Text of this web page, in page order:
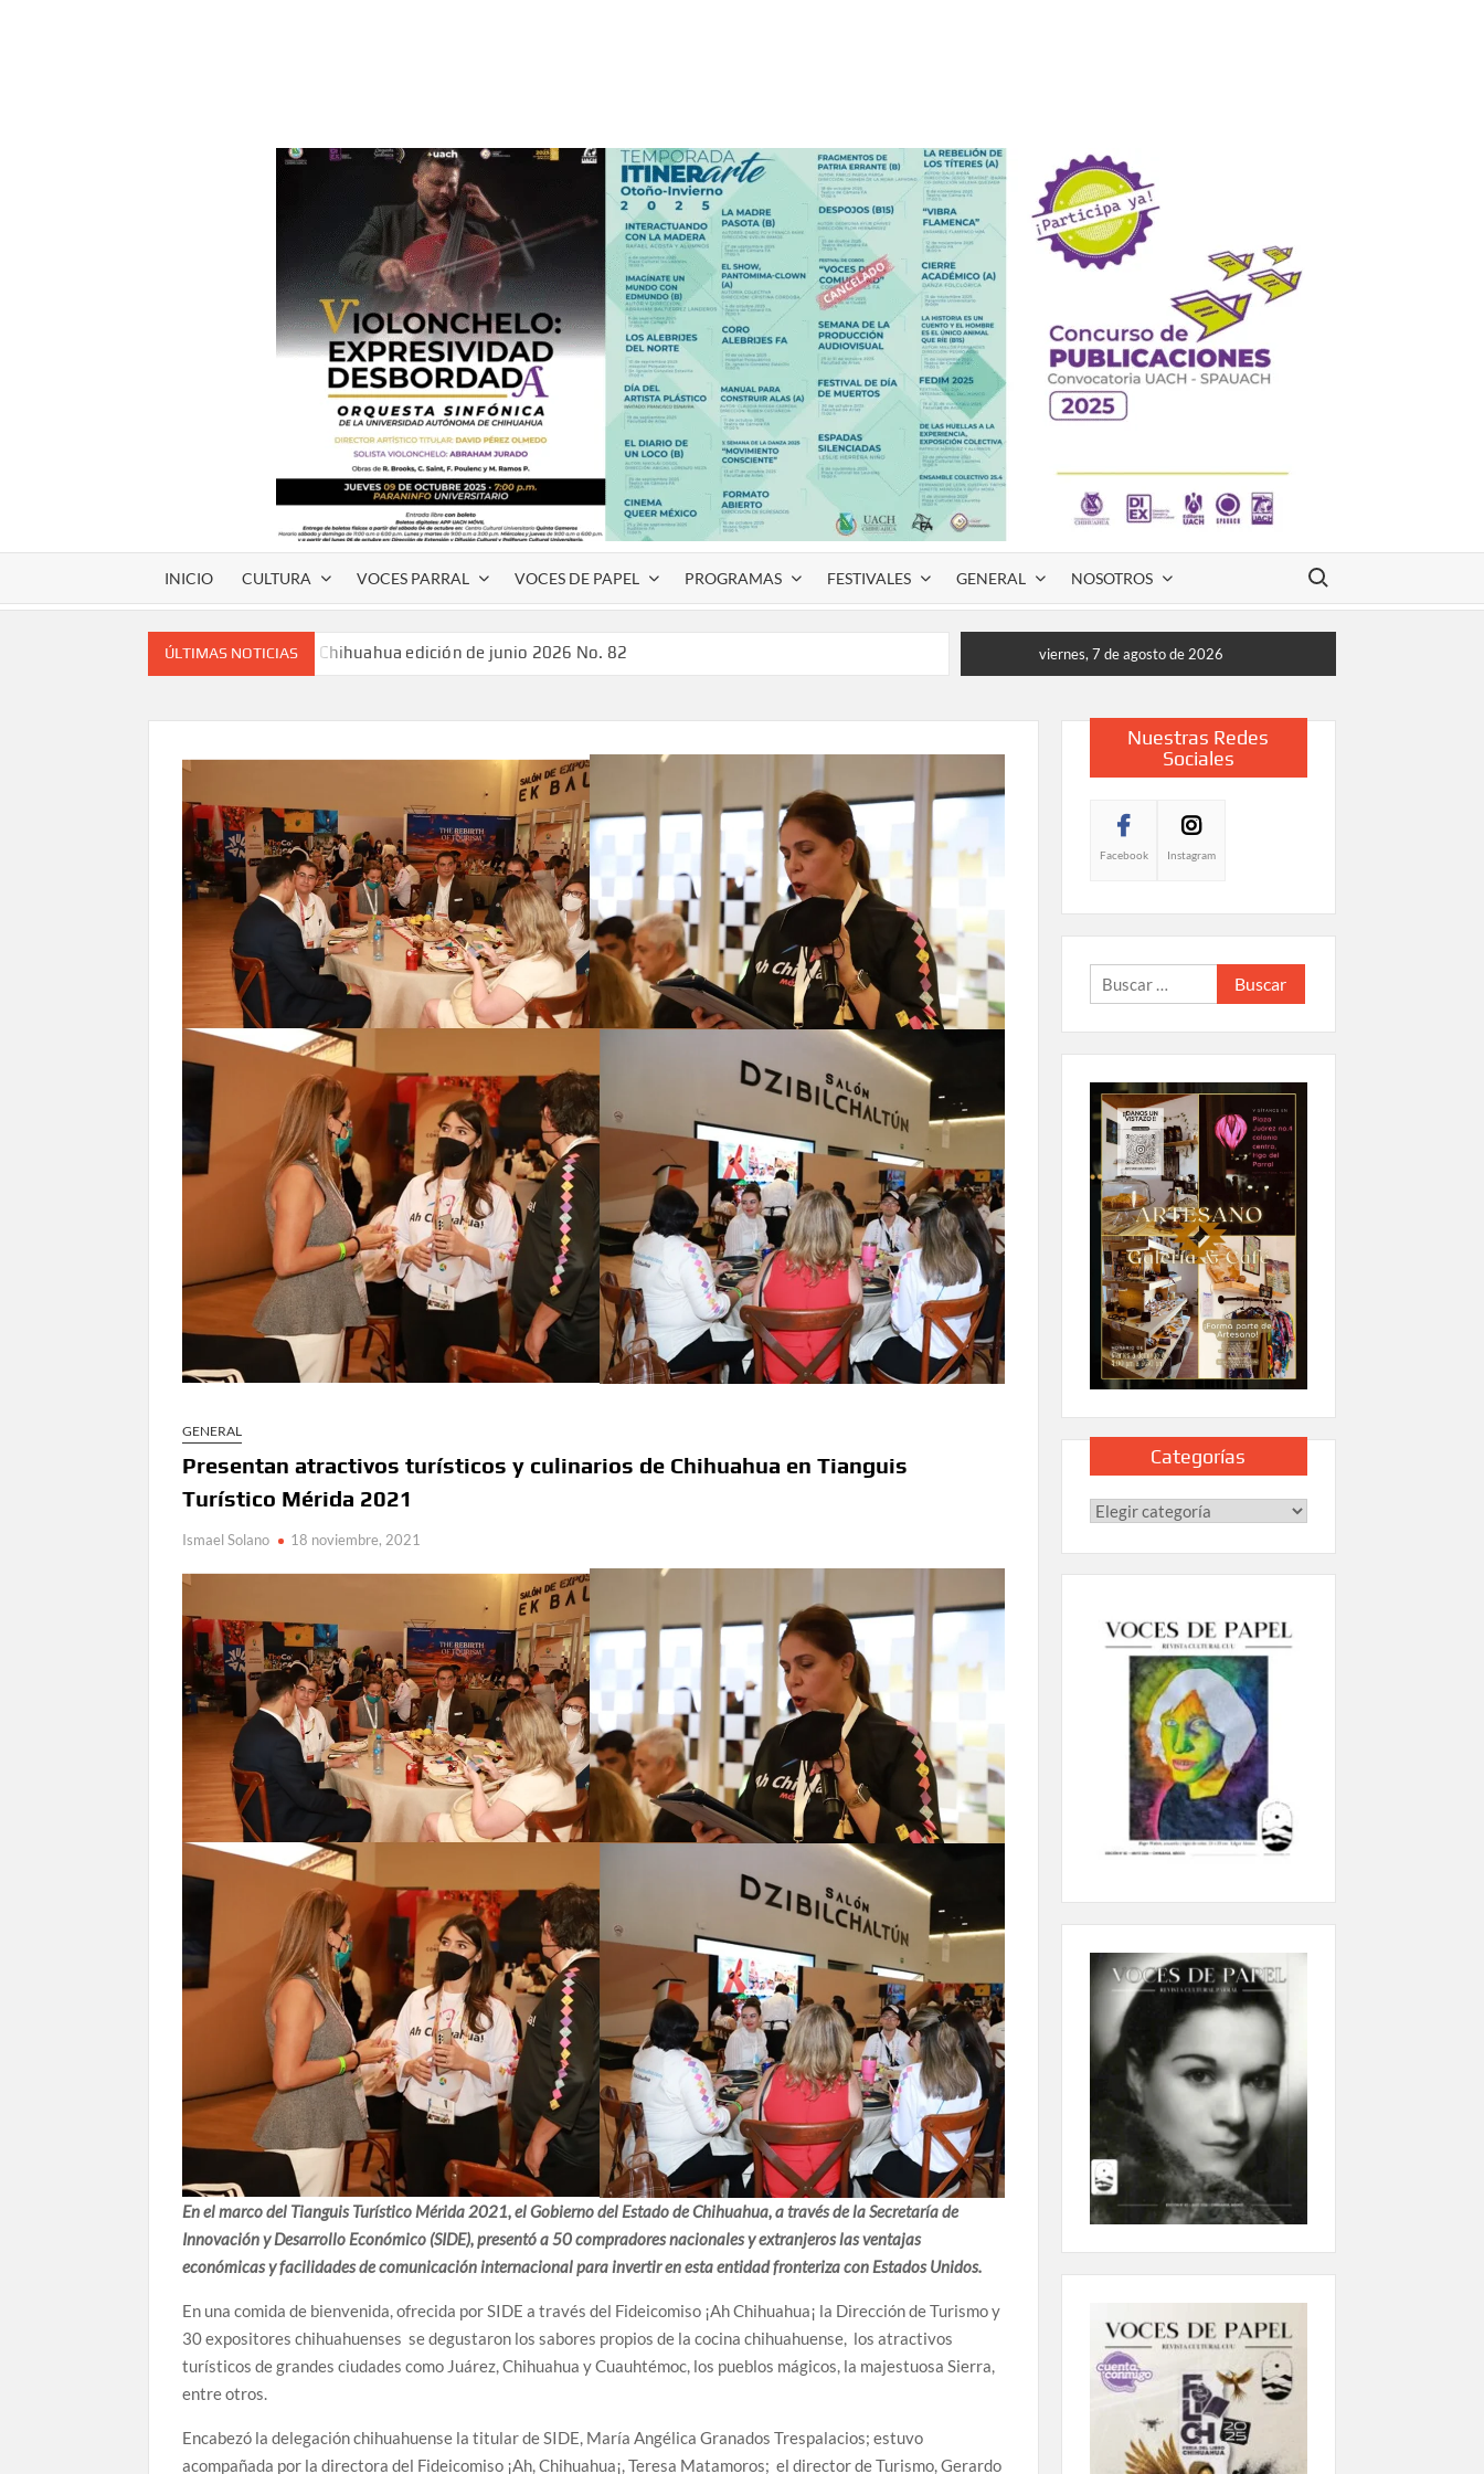
INICIO CULTURA VOCES PARRAL VOCES DE PAPEL PROGRAMAS FESTIVALES GENERAL NOSOTROS
Buscar:
ÚLTIMAS NOTICIAS
Voces de papel Chihuahua edición de junio 2026 No. 82
Voces de papel Parral edición Carlos Montemayor #35
A 18 años de su partida, Teatro Bárbaro rinde homenaje a Víctor Hugo Rascón Banda con Voces en el
umbral
Invitan a participar en “Convocatoria UACH-SPAUACH 2026” para publicar textos académicos con sello
editorial.
Lanza Municipio convocatoria “Chihuahua Deja Huella” para convertir el arte local en identidad
Invitan a descubrir la escena cinematográfica del norte con la muestra “División del Norte: Episodio 2”
en Ciudad Juárez y la capital
Conmemorará Casa Chihuahua el aniversario luctuoso de Miguel Hidalgo
Continúa abierta la convocatoria para el Premio Indígena Literario “Erasmo Palma”
Inaugura Municipio exposición “Horizontes Opuestos” en el Aeropuerto Internacional de Chihuahua
Arranca Ofech su Temporada de Conciertos de Verano con presentaciones gratuitas en Palacio de
Invita Secretaría de Cultura al Festival Omáwari 2026 a celebrarse en Delicias
Amplía Biblioteca Central “Carlos Montemayor” actividades gratuitas para este mes de julio
viernes, 7 de agosto de 2026
GENERAL
Presentan atractivos turísticos y culinarios de Chihuahua en Tianguis
Turístico Mérida 2021
Ismael Solano 18 noviembre, 2021
En el marco del Tianguis Turístico Mérida 2021, el Gobierno del Estado de Chihuahua, a través de la Secretaría de
Innovación y Desarrollo Económico (SIDE), presentó a 50 compradores nacionales y extranjeros las ventajas
económicas y facilidades de comunicación internacional para invertir en esta entidad fronteriza con Estados Unidos.
En una comida de bienvenida, ofrecida por SIDE a través del Fideicomiso ¡Ah Chihuahua¡ la Dirección de Turismo y
30 expositores chihuahuenses se degustaron los sabores propios de la cocina chihuahuense, los atractivos
turísticos de grandes ciudades como Juárez, Chihuahua y Cuauhtémoc, los pueblos mágicos, la majestuosa Sierra,
entre otros.
Encabezó la delegación chihuahuense la titular de SIDE, María Angélica Granados Trespalacios; estuvo
acompañada por la directora del Fideicomiso ¡Ah, Chihuahua¡, Teresa Matamoros; el director de Turismo, Gerardo
Nuestras Redes
Sociales
Facebook Instagram
Categorías